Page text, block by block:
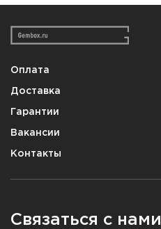
Оплата
Доставка
Гарантии
Вакансии
Контакты
Связаться с нами